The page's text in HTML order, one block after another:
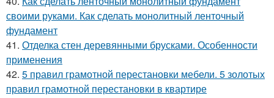
своими руками. Как сделать монолитный ленточный
фундамент
41. Отделка стен деревянными брусками. Особенности
применения
42. 5 правил грамотной перестановки мебели. 5 золотых
правил грамотной перестановки в квартире